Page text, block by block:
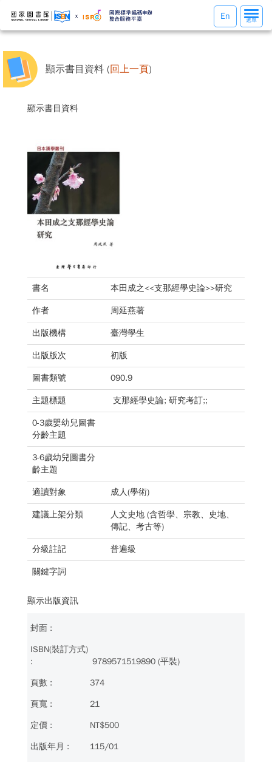
選
單
選單
En
顯示書目資料 (回上一頁)
顯示書目資料
書名 本田成之<<支那經學史論>>研究
作者 周延燕著
出版機構 臺灣學生
出版版次 初版
圖書類號 090.9
主題標題 支那經學史論; 研究考訂;;
0-3歲嬰幼兒圖書
分齡主題
3-6歲幼兒圖書分
齡主題
適讀對象 成人(學術)
建議上架分類
人文史地 (含哲學、宗教、史地、
傳記、考古等)
分級註記 普遍級
關鍵字詞
顯示出版資訊
9789571519890 (平裝)
374
21
NT$500
115/01